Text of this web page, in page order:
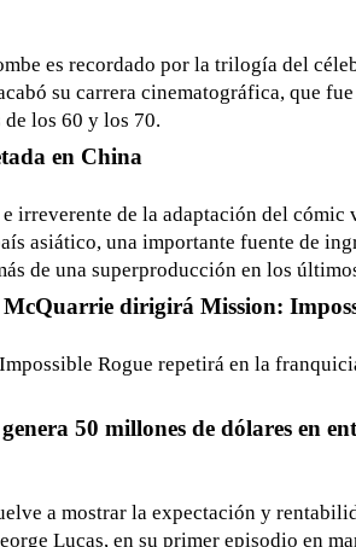
es recordado por la trilogía del
su carrera cinematográfica, que
de los 60 y los 70.
en China
irreverente de la adaptación del cómic
asiático, una importante fuente de
de una superproducción en los
dirigirá Mission:
Rogue repetirá en la
50 millones de dólares en
a mostrar la expectación y
Lucas, en su primer episodio en